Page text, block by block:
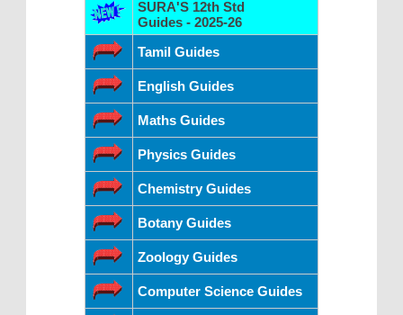
SURA'S 12th Std
Guides - 2025-26
Tamil Guides
English Guides
Maths Guides
Physics Guides
Chemistry Guides
Botany Guides
Zoology Guides
Computer Science Guides